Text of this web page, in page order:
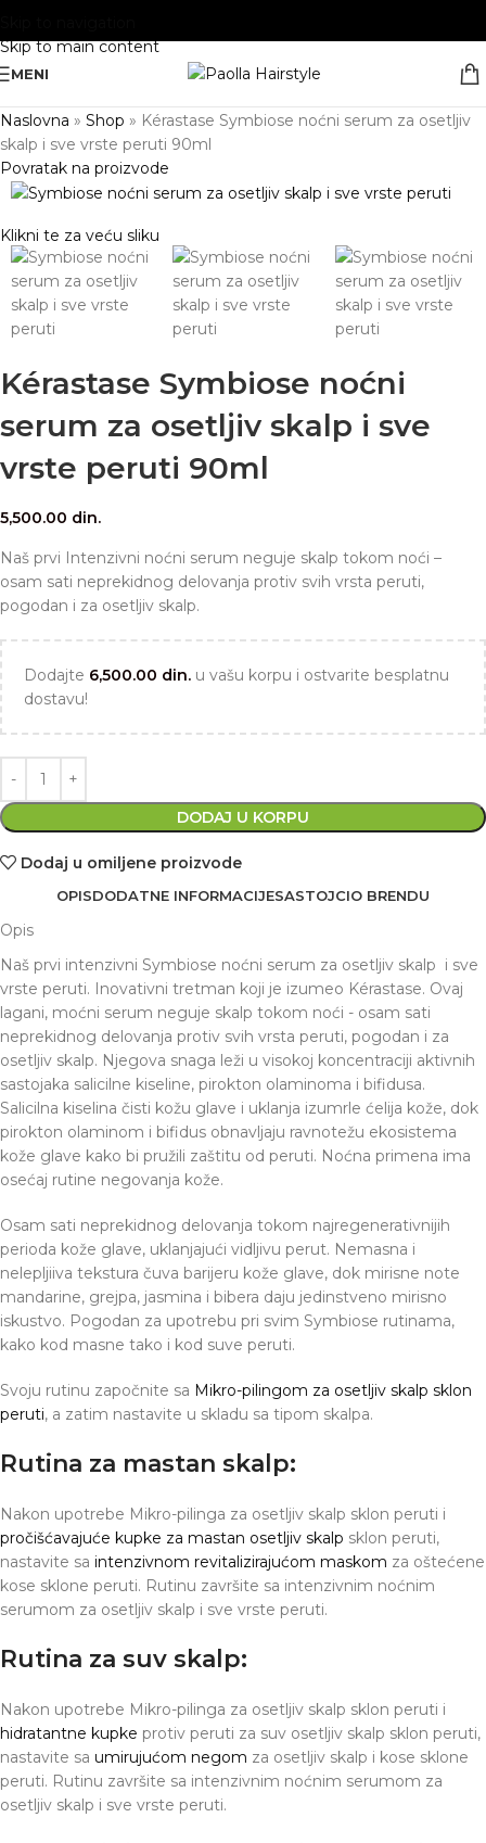
Skip to main content
MENI
Naslovna » Shop » Kérastase Symbiose noćni serum za osetljiv
skalp i sve vrste peruti 90ml
Povratak na proizvode
Klikni te za veću sliku
Kérastase Symbiose noćni
serum za osetljiv skalp i sve
vrste peruti 90ml
5,500.00 din.
Naš prvi Intenzivni noćni serum neguje skalp tokom noći –
osam sati neprekidnog delovanja protiv svih vrsta peruti,
pogodan i za osetljiv skalp.
Dodajte 6,500.00 din. u vašu korpu i ostvarite besplatnu
dostavu!
DODAJ U KORPU
Dodaj u omiljene proizvode
OPISDODATNE INFORMACIJESASTOJCIO BRENDU
Opis
Naš prvi intenzivni Symbiose noćni serum za osetljiv skalp i sve
vrste peruti. Inovativni tretman koji je izumeo Kérastase. Ovaj
lagani, moćni serum neguje skalp tokom noći - osam sati
neprekidnog delovanja protiv svih vrsta peruti, pogodan i za
osetljiv skalp. Njegova snaga leži u visokoj koncentraciji aktivnih
sastojaka salicilne kiseline, pirokton olaminoma i bifidusa.
Salicilna kiselina čisti kožu glave i uklanja izumrle ćelija kože, dok
pirokton olaminom i bifidus obnavljaju ravnotežu ekosistema
kože glave kako bi pružili zaštitu od peruti. Noćna primena ima
osećaj rutine negovanja kože.
Osam sati neprekidnog delovanja tokom najregenerativnijih
perioda kože glave, uklanjajući vidljivu perut. Nemasna i
nelepljiiva tekstura čuva barijeru kože glave, dok mirisne note
mandarine, grejpa, jasmina i bibera daju jedinstveno mirisno
iskustvo. Pogodan za upotrebu pri svim Symbiose rutinama,
kako kod masne tako i kod suve peruti.
Svoju rutinu započnite sa Mikro-pilingom za osetljiv skalp sklon
peruti, a zatim nastavite u skladu sa tipom skalpa.
Rutina za mastan skalp:
Nakon upotrebe Mikro-pilinga za osetljiv skalp sklon peruti i
pročišćavajuće kupke za mastan osetljiv skalp sklon peruti,
nastavite sa intenzivnom revitalizirajućom maskom za oštećene
kose sklone peruti. Rutinu završite sa intenzivnim noćnim
serumom za osetljiv skalp i sve vrste peruti.
Rutina za suv skalp:
Nakon upotrebe Mikro-pilinga za osetljiv skalp sklon peruti i
hidratantne kupke protiv peruti za suv osetljiv skalp sklon peruti,
nastavite sa umirujućom negom za osetljiv skalp i kose sklone
peruti. Rutinu završite sa intenzivnim noćnim serumom za
osetljiv skalp i sve vrste peruti.